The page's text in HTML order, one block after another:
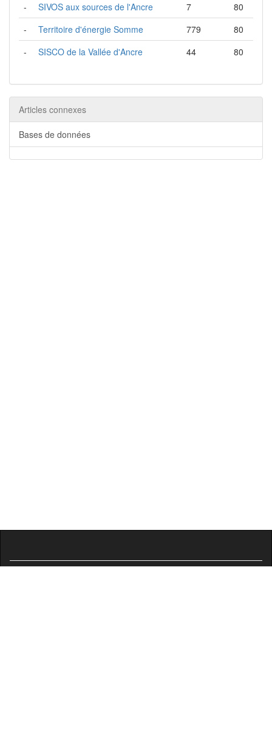
- SIVOS aux sources de l'Ancre 7
80
-
Territoire d'énergie Somme 779
80
-
SISCO de la Vallée d'Ancre 44 80
Articles connexes
Bases de données